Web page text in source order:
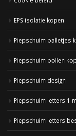
EPS isolatie kopen
Piepschuim balletjes
Piepschuim bollen
Piepschuim design
Piepschuim letters 1
Piepschuim letters